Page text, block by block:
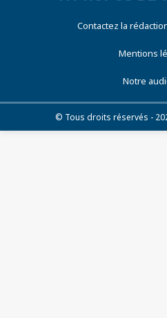
Contactez la
Mentions
Notre
© Tous droits réservés -